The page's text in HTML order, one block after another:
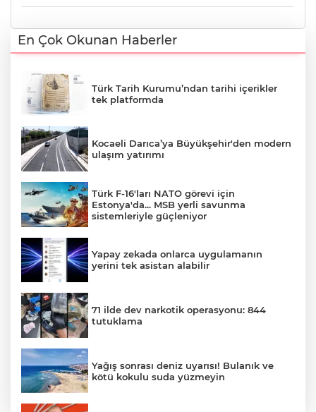
En Çok Okunan Haberler
Türk Tarih Kurumu’ndan tarihi içerikler
tek platformda
Kocaeli Darıca’ya Büyükşehir'den modern
ulaşım yatırımı
Türk F-16'ları NATO görevi için
Estonya'da... MSB yerli savunma
sistemleriyle güçleniyor
Yapay zekada onlarca uygulamanın
yerini tek asistan alabilir
71 ilde dev narkotik operasyonu: 844
tutuklama
Yağış sonrası deniz uyarısı! Bulanık ve
kötü kokulu suda yüzmeyin